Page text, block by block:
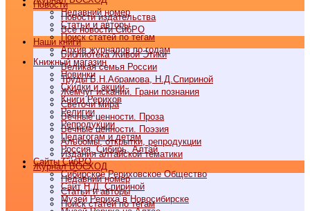
Недавний номер
Статьи и авторы
Поиск статей по тегам
Архив журналов по годам
Книжный магазин
Новинки
Скидки и акции
Книги Рерихов
Религии
Репродукции
Педагогам и детям
Россия, Сибирь, Алтай
Cайты СибРО
Сибирское Рериховское Общество
Сайт Н.Д. Спириной
Музей Рериха в Новосибирске
Новости
Новости издательства
Все новости СибРО
Наши книги
Библиотека Живой Этики
Великая семья России
Труды Б.Н.Абрамова, Н.Д.Спириной
Жемчуг исканий. Грани познания
Светочи мира
Вечные ценности. Проза
Вечные ценности. Поэзия
Альбомы, открытки, репродукции
Издания алтайской тематики
Журнал ВОСХОД
Недавний номер
Статьи и авторы
Поиск статей по тегам